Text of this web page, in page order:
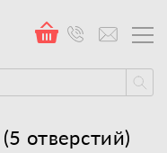
отверстий)